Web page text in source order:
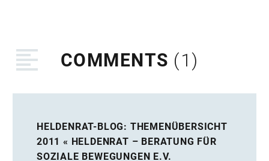
COMMENTS (1)
HELDENRAT-BLOG: THEMENÜBERSICHT
2011 « HELDENRAT – BERATUNG FÜR
SOZIALE BEWEGUNGEN E.V.